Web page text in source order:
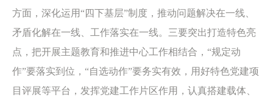
方面，深化运用“四下基层”制度，推动问题解决在一线、
矛盾化解在一线、工作落实在一线。三要突出打造特色亮
点，把开展主题教育和推进中心工作相结合，“规定动
作”要落实到位，“自选动作”要务实有效，用好特色党建项
目评展等平台，发挥党建工作片区作用，认真搭建载体、